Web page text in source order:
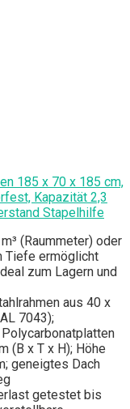
185 x 70 x 185 cm,
Kapazität 2,3
Stapelhilfe
(Raummeter) oder
Tiefe ermöglicht
zum Lagern und
aus 40 x
7043);
Polycarbonatplatten
(B x T x H); Höhe
geneigtes Dach
getestet bis